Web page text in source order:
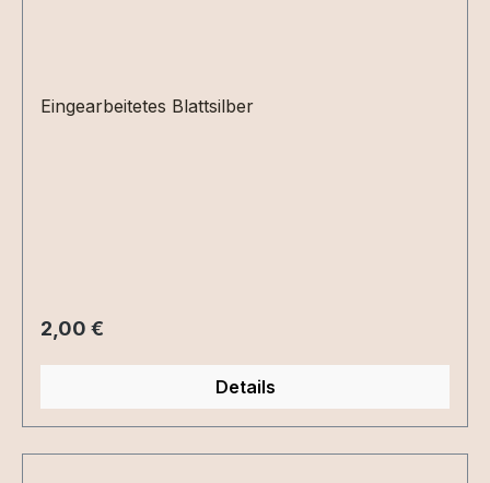
Eingearbeitetes Blattsilber
Regulärer Preis:
2,00 €
Details